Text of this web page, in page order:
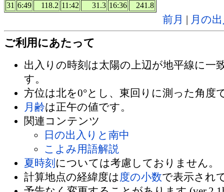
31 6:49 118.2 11:42 31.3 16:36 241.8
前月 月の
ご利用にあたって
出入りの時刻は太陽の上辺が地平線に一
す。
方位は北を0°とし、東回りに測った角度
月齢は正午の値です。
関連コンテンツ
日の出入りと南中
こよみ用語解説
夏時刻 については考慮しておりません。
計算地点の経緯度は 度の小数で表示され